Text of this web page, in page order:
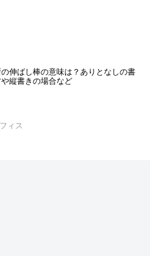
伸ばし棒の意味は？ありとなしの書
や縦書きの場合など
ィス